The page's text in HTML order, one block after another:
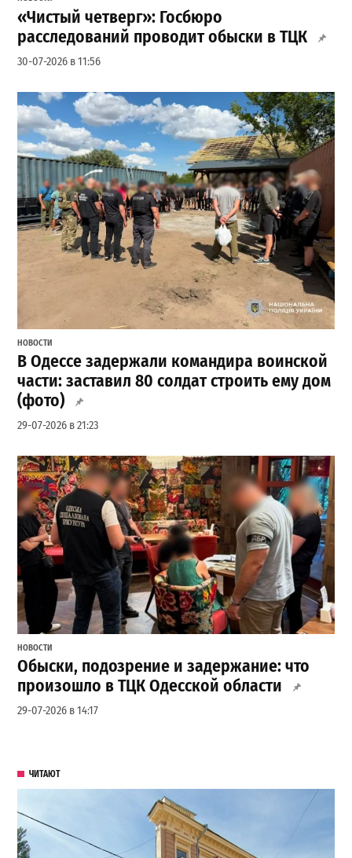
«Чистый четверг»: Госбюро
расследований проводит обыски в ТЦК
30-07-2026 в 11:56
НОВОСТИ
В Одессе задержали командира воинской
части: заставил 80 солдат строить ему дом
(фото)
29-07-2026 в 21:23
НОВОСТИ
Обыски, подозрение и задержание: что
произошло в ТЦК Одесской области
29-07-2026 в 14:17
ЧИТАЮТ